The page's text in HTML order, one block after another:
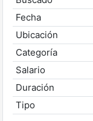
Fecha
Ubicación
Categoría
Salario
Duración
Tipo